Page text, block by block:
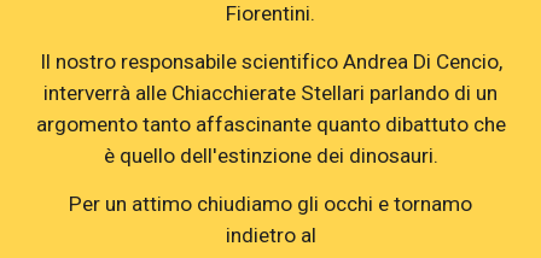
Fiorentini.
Il nostro responsabile scientifico Andrea Di Cencio,
interverrà alle Chiacchierate Stellari parlando di un
argomento tanto affascinante quanto dibattuto che
è quello dell'estinzione dei dinosauri.
Per un attimo chiudiamo gli occhi e tornamo
indietro al